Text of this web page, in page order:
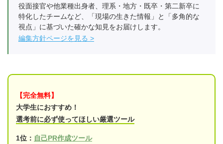
役面接官や他業種出身者、理系・地方・既卒・第二新卒に
特化したチームなど、「現場の生きた情報」と「多角的な
視点」に基づいた確かな知見をお届けします。
編集方針ページを見る
【完全無料】
大学生におすすめ！
選考前に必ず使ってほしい厳選ツール
1位： 自己PR作成ツール